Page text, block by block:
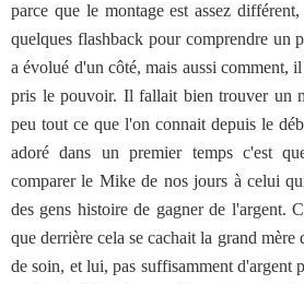
parce que le montage est assez
quelques flashback pour comprendre un
a évolué d'un côté, mais aussi comment,
pris le pouvoir. Il fallait bien trouver un
peu tout ce que l'on connait depuis le
adoré dans un premier temps c'est
comparer le Mike de nos jours à celui
des gens histoire de gagner de l'argent.
que derrière cela se cachait la grand
de soin, et lui, pas suffisamment d'argent